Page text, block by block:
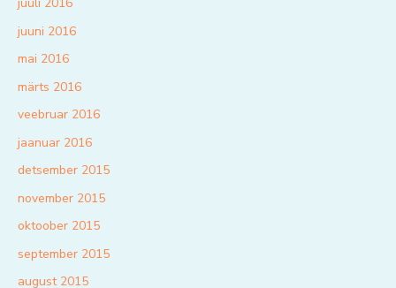
juuni 2016
mai 2016
märts 2016
veebruar 2016
jaanuar 2016
detsember 2015
november 2015
oktoober 2015
september 2015
august 2015